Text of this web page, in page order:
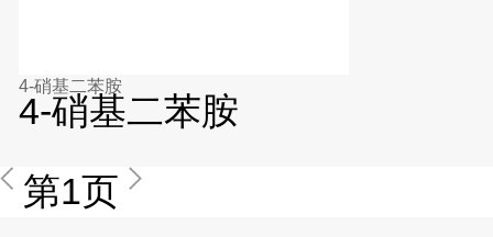
4-硝基二苯胺
4-硝基二苯胺
第1页